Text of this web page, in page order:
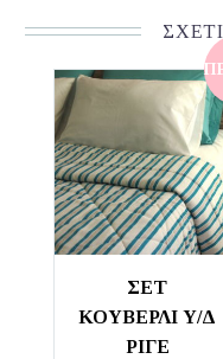
ΣΕΤ
ΚΟΥΒΕΡΛΙ Υ/Δ
ΡΙΓΕ